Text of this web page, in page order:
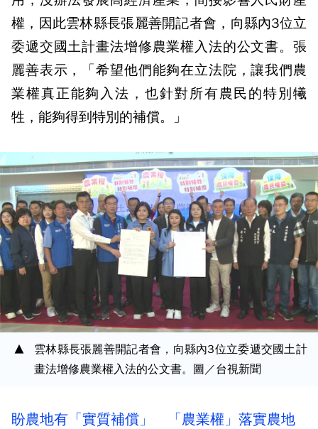
權，因此雲林縣長張麗善開記者會，向縣內3位立
委遞交國土計畫法增修農業權入法的公文書。張
麗善表示，「希望他們能夠在立法院，讓我們農
業權真正能夠入法，也針對所有農民的特別犧
牲，能夠得到特別的補償。」
雲林縣長張麗善開記者會，向縣內3位立委遞交國土計
畫法增修農業權入法的公文書。圖／台視新聞
盼農地有「實質補償」 「農業權」落實農地